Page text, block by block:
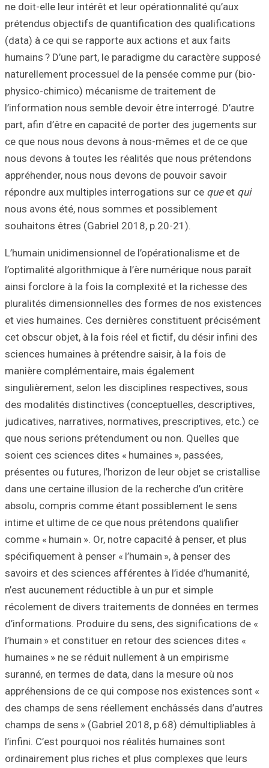
ne doit-elle leur
prétendus
(data) à ce qui
humains ?
naturellement
physico-
l’information
part, afin d’être
ce que nous
nous devons à
appréhender,
répondre aux
nous avons été,
L’humain
l’optimalité
ainsi forclore à
pluralités
et vies
cet obscur
sciences
manière
singulièrement,
des modalités
judicatives,
que nous
soient ces
présentes ou
dans une
absolu, compris
intime et ultime
comme «
spécifiquement à
savoirs et des
n’est
récolement de
d’informations.
l’humain » et
humaines » ne
suranné, en
appréhensions
des champs de
champs de sens
l’infini. C’est
ordinairement